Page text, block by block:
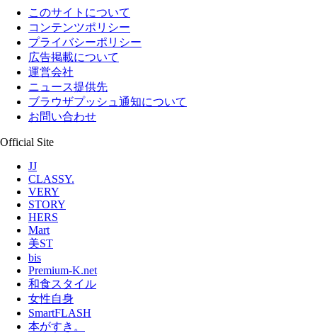
このサイトについて
コンテンツポリシー
プライバシーポリシー
広告掲載について
運営会社
ニュース提供先
ブラウザプッシュ通知について
お問い合わせ
Official Site
JJ
CLASSY.
VERY
STORY
HERS
Mart
美ST
bis
Premium-K.net
和食スタイル
女性自身
SmartFLASH
本がすき。